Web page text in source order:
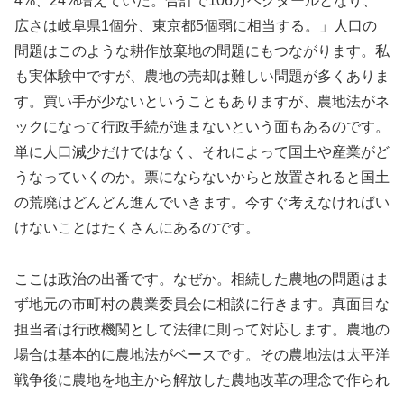
広さは岐阜県1個分、東京都5個弱に相当する。」人口の
問題はこのような耕作放棄地の問題にもつながります。私
も実体験中ですが、農地の売却は難しい問題が多くありま
す。買い手が少ないということもありますが、農地法がネ
ックになって行政手続が進まないという面もあるのです。
単に人口減少だけではなく、それによって国土や産業がど
うなっていくのか。票にならないからと放置されると国土
の荒廃はどんどん進んでいきます。今すぐ考えなければい
けないことはたくさんにあるのです。
ここは政治の出番です。なぜか。相続した農地の問題はま
ず地元の市町村の農業委員会に相談に行きます。真面目な
担当者は行政機関として法律に則って対応します。農地の
場合は基本的に農地法がベースです。その農地法は太平洋
戦争後に農地を地主から解放した農地改革の理念で作られ